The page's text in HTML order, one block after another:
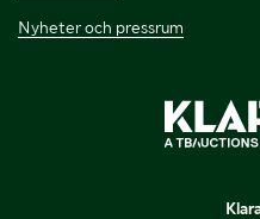
Nyheter och pressrum